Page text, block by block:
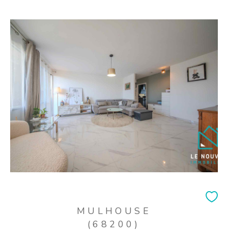
MULHOUSE
(68200)